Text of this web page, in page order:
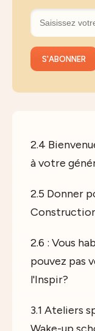
2.4
à votre
2.5 Donner
2.6 : Vous
pouvez pas
l'Inspir?
3.1 Ateliers